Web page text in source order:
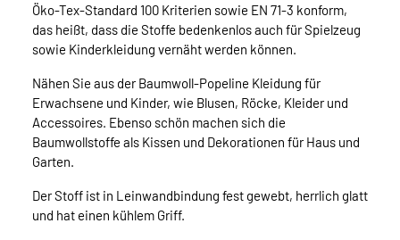
Öko-Tex-Standard 100 Kriterien sowie EN 71-3 konform,
das heißt, dass die Stoffe bedenkenlos auch für Spielzeug
sowie Kinderkleidung vernäht werden können.
Nähen Sie aus der Baumwoll-Popeline Kleidung für
Erwachsene und Kinder, wie Blusen, Röcke, Kleider und
Accessoires. Ebenso schön machen sich die
Baumwollstoffe als Kissen und Dekorationen für Haus und
Garten.
Der Stoff ist in Leinwandbindung fest gewebt, herrlich glatt
und hat einen kühlem Griff.